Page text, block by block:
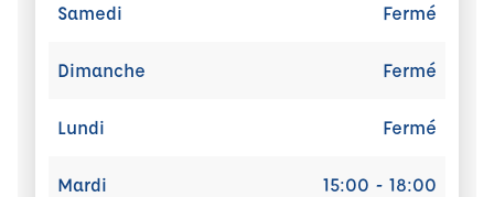
Samedi Fermé
Dimanche Fermé
Lundi Fermé
Mardi 15:00 - 18:00